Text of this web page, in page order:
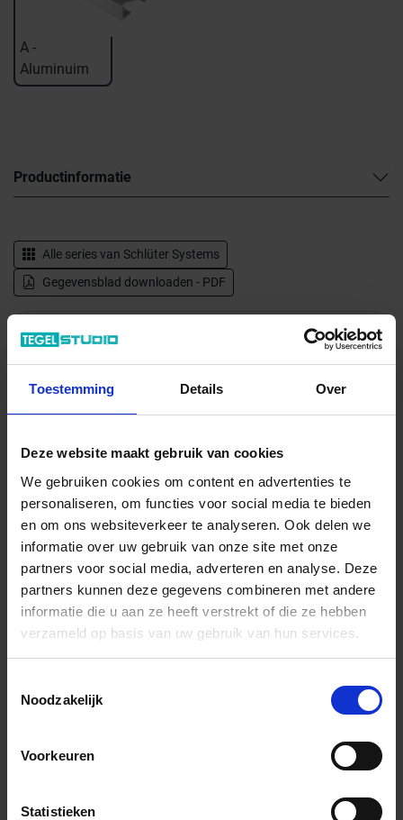
Toestemming Details Over
Deze website maakt gebruik van cookies
We gebruiken cookies om content en advertenties te
personaliseren, om functies voor social media te bieden
en om ons websiteverkeer te analyseren. Ook delen we
informatie over uw gebruik van onze site met onze
partners voor social media, adverteren en analyse. Deze
partners kunnen deze gegevens combineren met andere
informatie die u aan ze heeft verstrekt of die ze hebben
verzameld op basis van uw gebruik van hun services.
Noodzakelijk
Voorkeuren
Statistieken
A -
Aluminuim
Productinformatie
Alle series van Schlüter Systems
Gegevensblad downloaden - PDF
Levertijd 7-9 werkdagen, verzendtijd 5-7 werkdagen
Verzending via expeditie
3,47 € / m
Totale prijs / geleverde hoeveelheid
3,47 €
Stuk
In het winkelmandje